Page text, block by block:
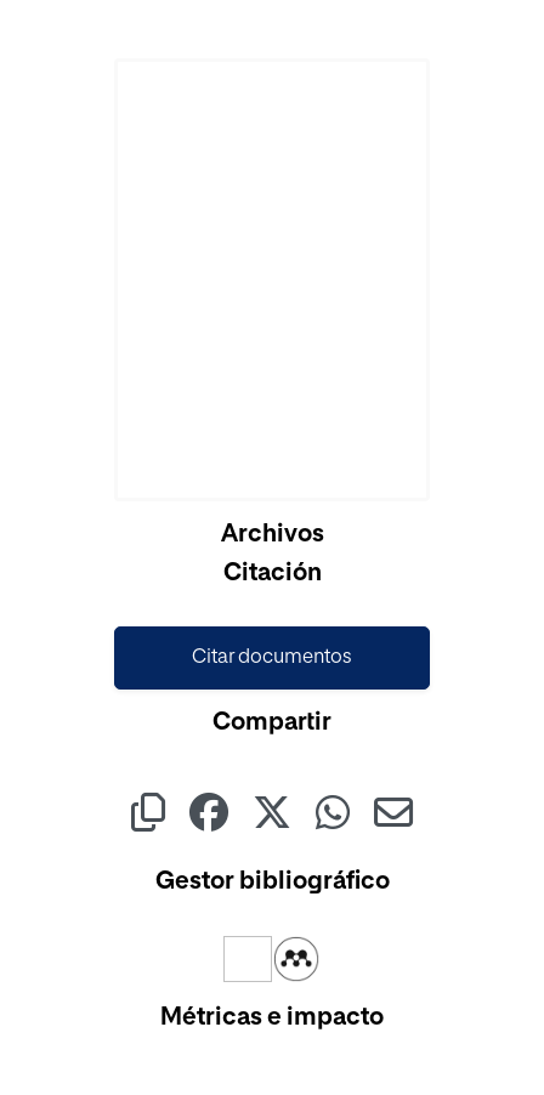
Archivos
Citación
Citar documentos
Compartir
Gestor bibliográfico
Métricas e impacto